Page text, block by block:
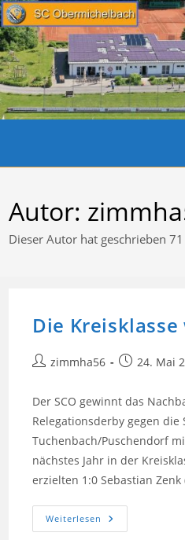
Zum
Inhalt
springen
Autor:
Dieser Autor hat geschrieben
Die
Beitrags-
zimmha56
Beitrag24. Mai
Der SCO gewinnt das
Relegationsderby gegen die
Tuchenbach/Puschendorf
nächstes Jahr in der
erzielten 1:0 Sebastian Zenk
Weiterlesen Die
Kreisklasse